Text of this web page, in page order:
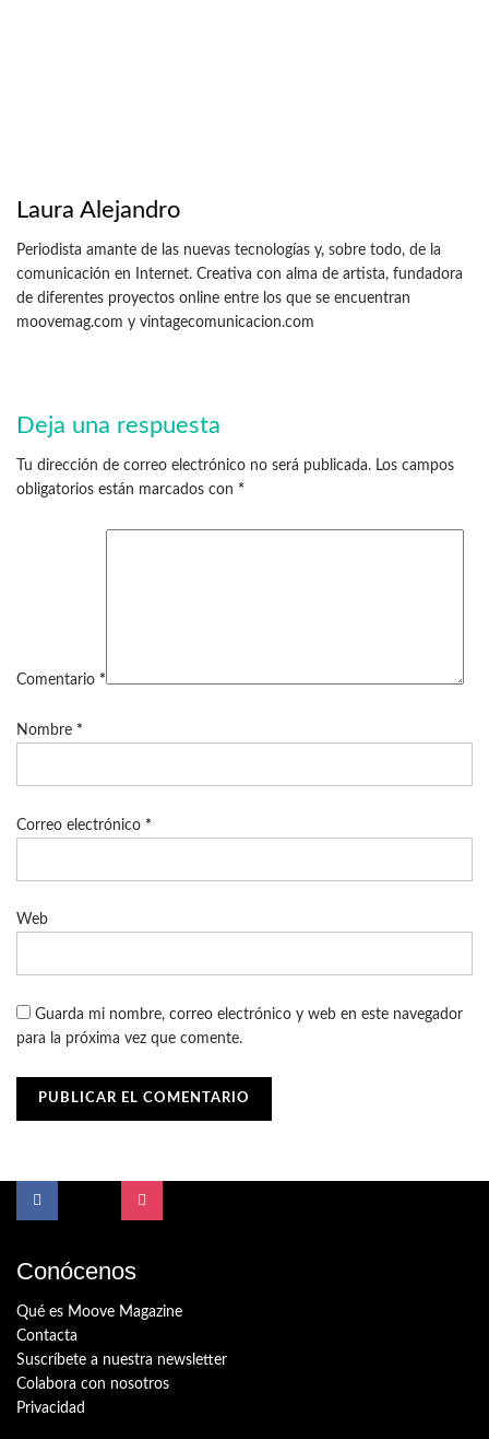
Laura Alejandro
Periodista amante de las nuevas tecnologías y, sobre todo, de la
comunicación en Internet. Creativa con alma de artista, fundadora
de diferentes proyectos online entre los que se encuentran
moovemag.com y vintagecomunicacion.com
Deja una respuesta
Tu dirección de correo electrónico no será publicada. Los campos
obligatorios están marcados con *
Comentario *
Nombre *
Correo electrónico *
Web
Guarda mi nombre, correo electrónico y web en este navegador
para la próxima vez que comente.
Conócenos
Qué es Moove Magazine
Contacta
Suscríbete a nuestra newsletter
Colabora con nosotros
Privacidad